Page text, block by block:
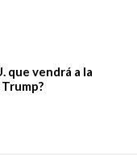
que vendrá a la